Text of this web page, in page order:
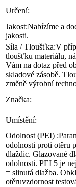
Určení:
Jakost:Nabízíme a
jakosti.
Síla / Tloušťka:V
tloušťku materiálu,
Vám na dotaz před
skladové zásobě.
změně výrobní
Značka:
Umístění:
Odolnost (PEI) :
odolnosti proti otěru
dlaždic. Glazované
odolnosti. PEI 5 je
= slinutá dlažba.
otěruvzdornost